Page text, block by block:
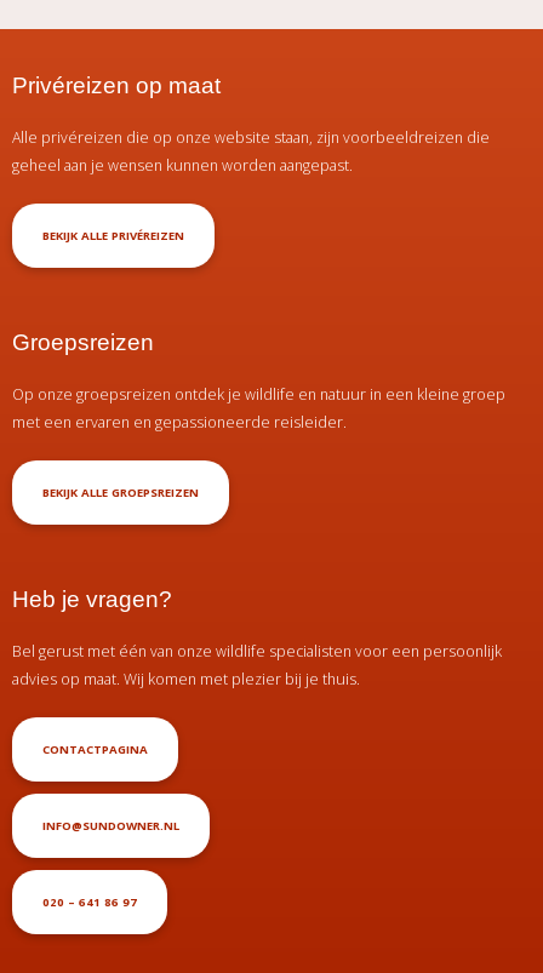
Privéreizen op maat
Alle privéreizen die op onze website staan, zijn voorbeeldreizen die
geheel aan je wensen kunnen worden aangepast.
BEKIJK ALLE PRIVÉREIZEN
Groepsreizen
Op onze groepsreizen ontdek je wildlife en natuur in een kleine groep
met een ervaren en gepassioneerde reisleider.
BEKIJK ALLE GROEPSREIZEN
Heb je vragen?
Bel gerust met één van onze wildlife specialisten voor een persoonlijk
advies op maat. Wij komen met plezier bij je thuis.
CONTACTPAGINA
INFO@SUNDOWNER.NL
020 – 641 86 97